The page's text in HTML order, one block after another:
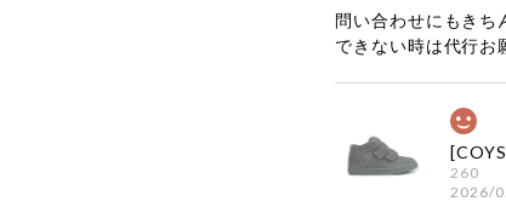
問い合わせにもき
できない時は代行お
260
2026/